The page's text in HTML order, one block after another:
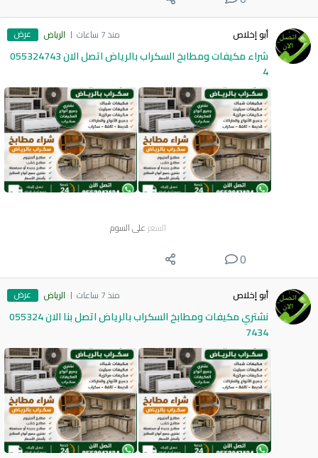
أبو إخلاص منذ 7 ساعات الرياض عرض
شراء مكيفات ومطابخ السكراب بالرياض اتصل الان 055324743
4
السعر على السوم
0
أبو إخلاص منذ 7 ساعات الرياض عرض
نشتري مكيفات ومطابخ السكراب بالرياض اتصل بنا الان 055324
7434